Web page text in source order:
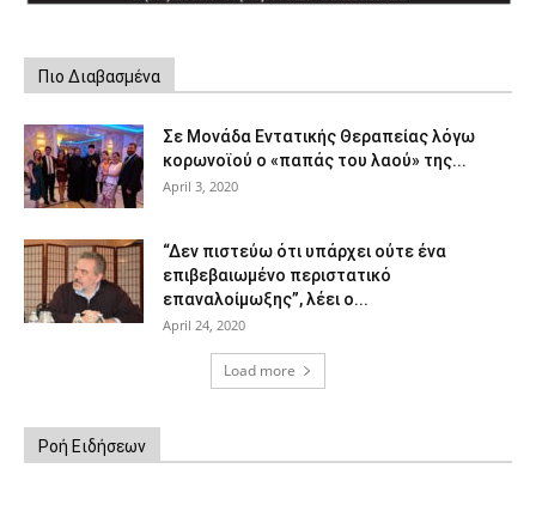
Πιο Διαβασμένα
Σε Μονάδα Εντατικής Θεραπείας λόγω
κορωνοϊού ο «παπάς του λαού» της...
April 3, 2020
“Δεν πιστεύω ότι υπάρχει ούτε ένα
επιβεβαιωμένο περιστατικό
επαναλοίμωξης”, λέει ο...
April 24, 2020
Load more
Ροή Ειδήσεων